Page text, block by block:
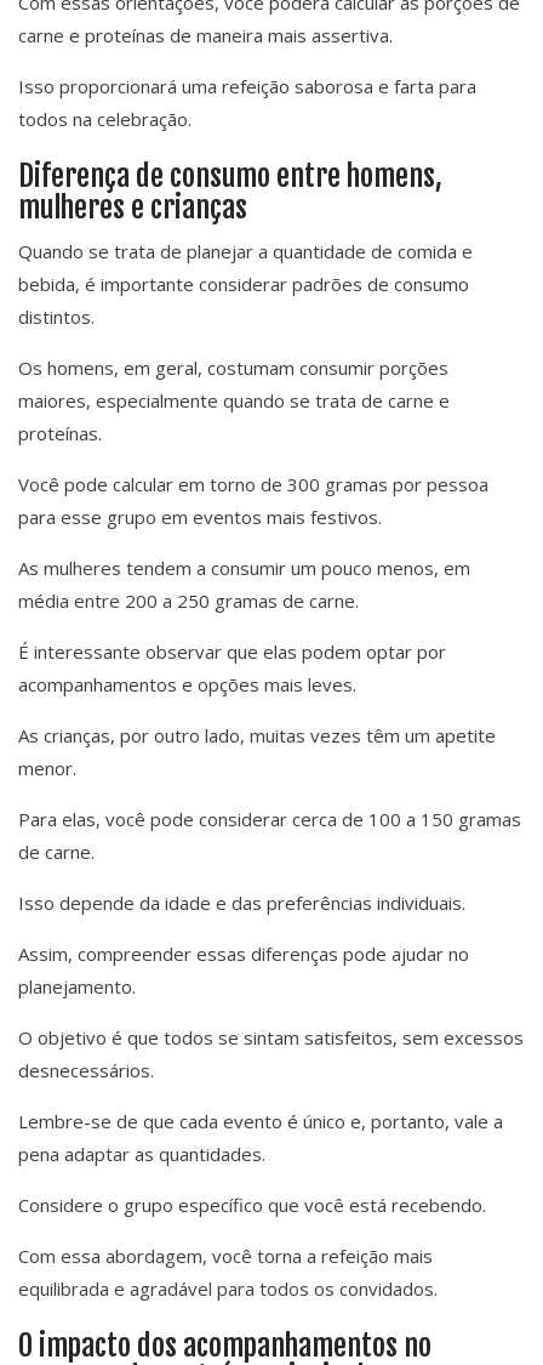
carne e proteínas de maneira mais assertiva.
Isso proporcionará uma refeição saborosa e farta para
todos na celebração.
Diferença de consumo entre homens,
mulheres e crianças
Quando se trata de planejar a quantidade de comida e
bebida, é importante considerar padrões de consumo
distintos.
Os homens, em geral, costumam consumir porções
maiores, especialmente quando se trata de carne e
proteínas.
Você pode calcular em torno de 300 gramas por pessoa
para esse grupo em eventos mais festivos.
As mulheres tendem a consumir um pouco menos, em
média entre 200 a 250 gramas de carne.
É interessante observar que elas podem optar por
acompanhamentos e opções mais leves.
As crianças, por outro lado, muitas vezes têm um apetite
menor.
Para elas, você pode considerar cerca de 100 a 150 gramas
de carne.
Isso depende da idade e das preferências individuais.
Assim, compreender essas diferenças pode ajudar no
planejamento.
O objetivo é que todos se sintam satisfeitos, sem excessos
desnecessários.
Lembre-se de que cada evento é único e, portanto, vale a
pena adaptar as quantidades.
Considere o grupo específico que você está recebendo.
Com essa abordagem, você torna a refeição mais
equilibrada e agradável para todos os convidados.
O impacto dos acompanhamentos no